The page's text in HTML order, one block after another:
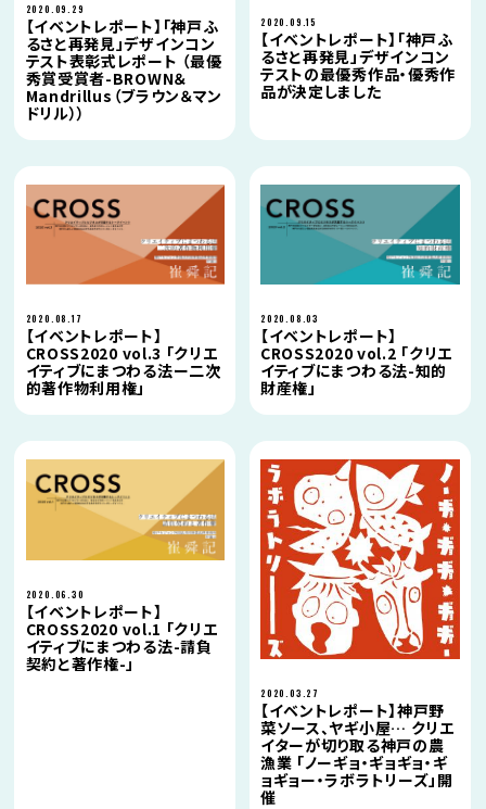
2020.09.29
【イベントレポート】「神戸ふ
るさと再発見」デザインコン
テスト表彰式レポート （最優
秀賞受賞者-BROWN＆
Mandrillus（ブラウン＆マン
ドリル））
2020.09.15
【イベントレポート】「神戸ふ
るさと再発見」デザインコン
テストの最優秀作品・優秀作
品が決定しました
2020.08.17
【イベントレポート】
CROSS2020 vol.3 「クリエ
イティブにまつわる法ー二次
的著作物利用権」
2020.08.03
【イベントレポート】
CROSS2020 vol.2 「クリエ
イティブにまつわる法-知的
財産権」
2020.06.30
【イベントレポート】
CROSS2020 vol.1 「クリエ
イティブにまつわる法-請負
契約と著作権-」
2020.03.27
【イベントレポート】神戸野
菜ソース、ヤギ小屋… クリエ
イターが切り取る神戸の農
漁業 「ノーギョ・ギョギョ・ギ
ョギョー・ラボラトリーズ」開
催